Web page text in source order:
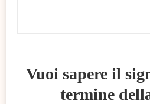
Vuoi sapere il
termine